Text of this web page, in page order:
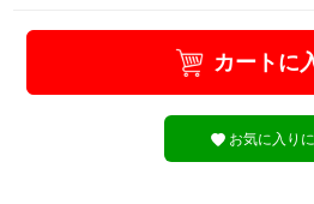
カートに
お気に入り